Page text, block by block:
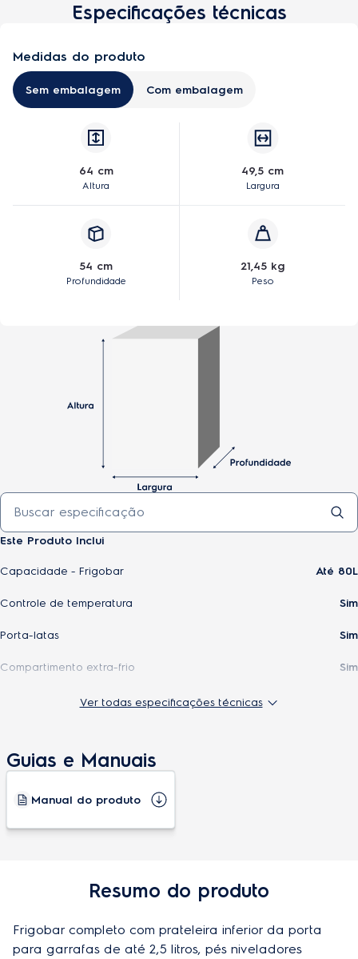
Especificações técnicas
Medidas do produto
Sem embalagem Com embalagem
64 cm
Altura
49,5 cm
Largura
54 cm
Profundidade
21,45 kg
Peso
Este Produto Inclui
Capacidade - Frigobar Até 80L
Controle de temperatura Sim
Porta-latas Sim
Compartimento extra-frio Sim
Classificação energética
Manual de instruções
Prateleiras removíveis
Iluminação no refrigerador
Especificações Técnicas
Tipo
Ver todas especificações técnicas
Guias e Manuais
Manual do produto
Resumo do produto
Frigobar completo com prateleira inferior da porta
para garrafas de até 2,5 litros, pés niveladores